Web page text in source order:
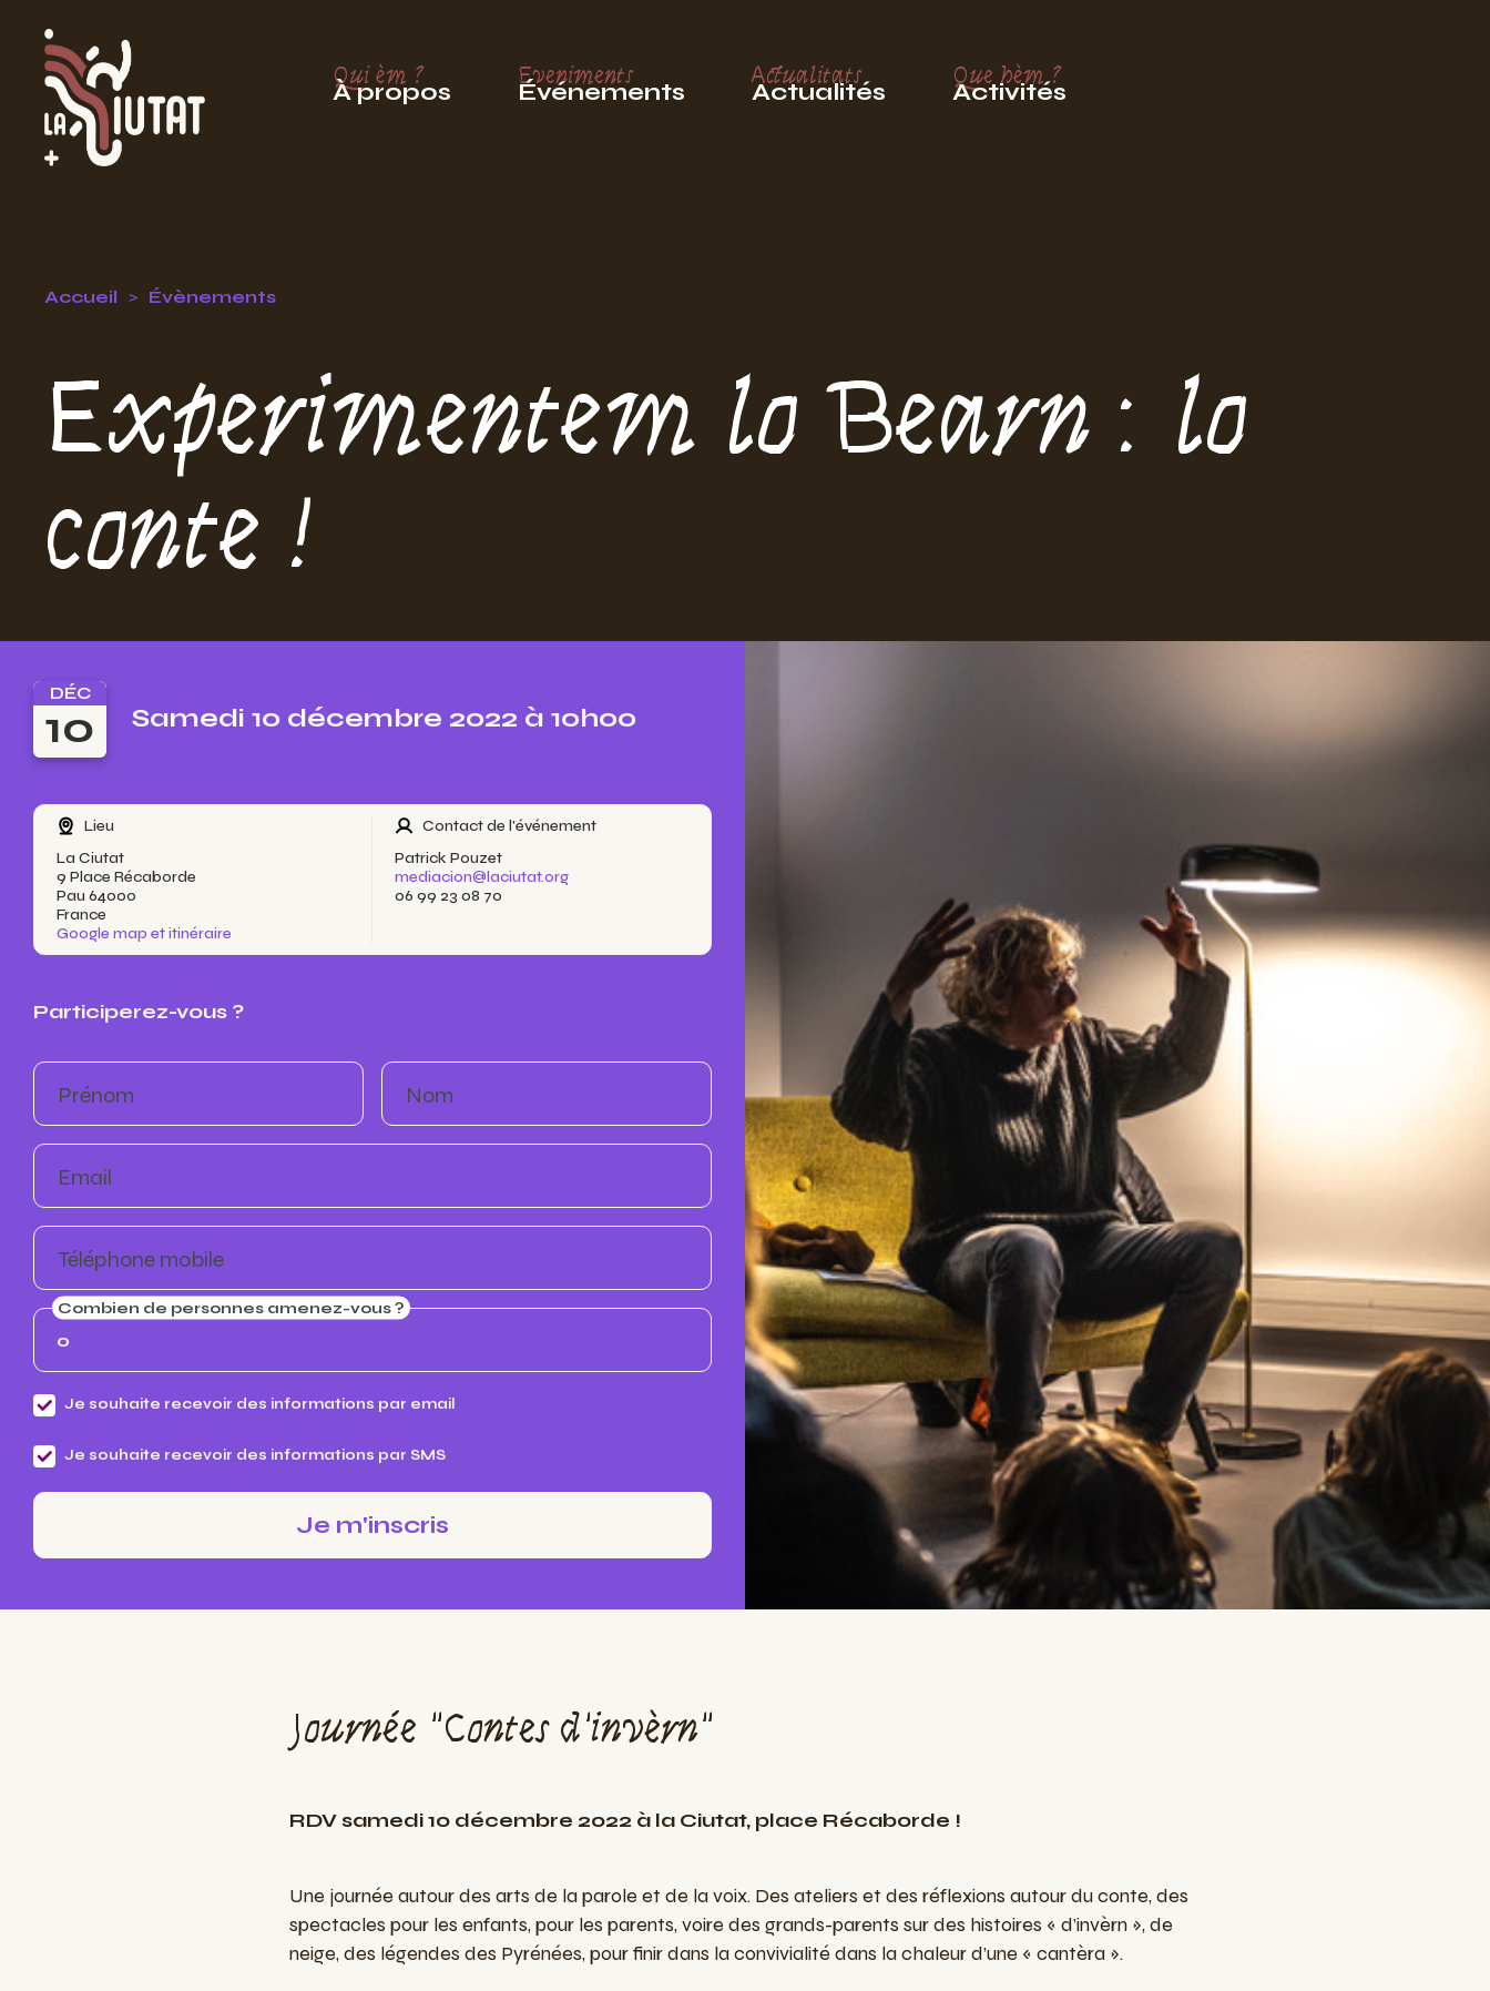
Qui èm ?
À propos
Eveniments
Événements
Actualitats
Actualités
Que hèm ?
Activités
Accueil Évènements
Experimentem lo Bearn : lo
conte !
DÉC
10 Samedi 10 décembre 2022 à 10h00
Lieu
La Ciutat
9 Place Récaborde
Pau 64000
France
Google map et itinéraire
Contact de l'événement
Patrick Pouzet
mediacion@laciutat.org
06 99 23 08 70
Participerez-vous ?
Prénom Nom
Email
Téléphone mobile
Combien de personnes amenez-vous ?
Je souhaite recevoir des informations par email
Je souhaite recevoir des informations par SMS
Journée "Contes d'invèrn"
RDV samedi 10 décembre 2022 à la Ciutat, place Récaborde !
Une journée autour des arts de la parole et de la voix. Des ateliers et des réflexions autour du conte, des
spectacles pour les enfants, pour les parents, voire des grands-parents sur des histoires « d’invèrn », de
neige, des légendes des Pyrénées, pour finir dans la convivialité dans la chaleur d’une « cantèra ».